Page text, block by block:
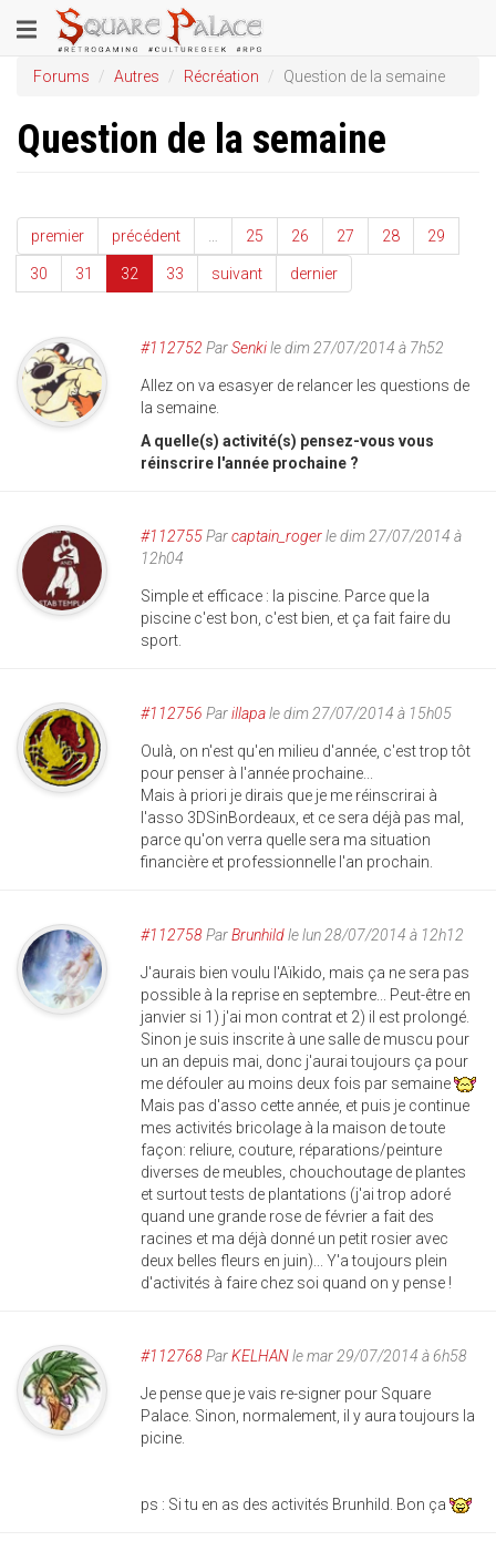
au
contenu
principal
Toggle
navigation
Forums Autres Récréation Question de la semaine
Question de la semaine
premier précédent 25 26 27 28 29
30 31 32 33 suivant dernier
#112752 ParSenkile dim 27/07/2014 à 7h52
Allez on va esasyer de relancer les questions de
la semaine.
A quelle(s) activité(s) pensez-vous vous
réinscrire l'année prochaine ?
#112755Parcaptain_rogerle dim 27/07/2014 à
12h04
Simple et efficace : la piscine. Parce que la
piscine c'est bon, c'est bien, et ça fait faire du
sport.
#112756 Parillapale dim 27/07/2014 à 15h05
Oulà, on n'est qu'en milieu d'année, c'est trop tôt
pour penser à l'année prochaine...
Mais à priori je dirais que je me réinscrirai à
l'asso 3DSinBordeaux, et ce sera déjà pas mal,
parce qu'on verra quelle sera ma situation
financière et professionnelle l'an prochain.
#112758ParBrunhildle lun 28/07/2014 à 12h12
J'aurais bien voulu l'Aïkido, mais ça ne sera pas
possible à la reprise en septembre... Peut-être en
janvier si 1) j'ai mon contrat et 2) il est prolongé.
Sinon je suis inscrite à une salle de muscu pour
un an depuis mai, donc j'aurai toujours ça pour
me défouler au moins deux fois par semaine
Mais pas d'asso cette année, et puis je continue
mes activités bricolage à la maison de toute
façon: reliure, couture, réparations/peinture
diverses de meubles, chouchoutage de plantes
et surtout tests de plantations (j'ai trop adoré
quand une grande rose de février a fait des
racines et ma déjà donné un petit rosier avec
deux belles fleurs en juin)... Y'a toujours plein
d'activités à faire chez soi quand on y pense !
#112768ParKELHANle mar 29/07/2014 à 6h58
Je pense que je vais re-signer pour Square
Palace. Sinon, normalement, il y aura toujours la
picine.
ps : Si tu en as des activités Brunhild. Bon ça